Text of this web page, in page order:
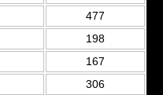
477
198
167
306